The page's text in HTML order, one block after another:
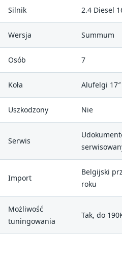
Silnik 2.4 Diesel
Wersja Summum
Osób 7
Koła Alufelgi
Uszkodzony Nie
Serwis
Import
Belgijski
roku
Możliwość
tuningowania
Tak, do